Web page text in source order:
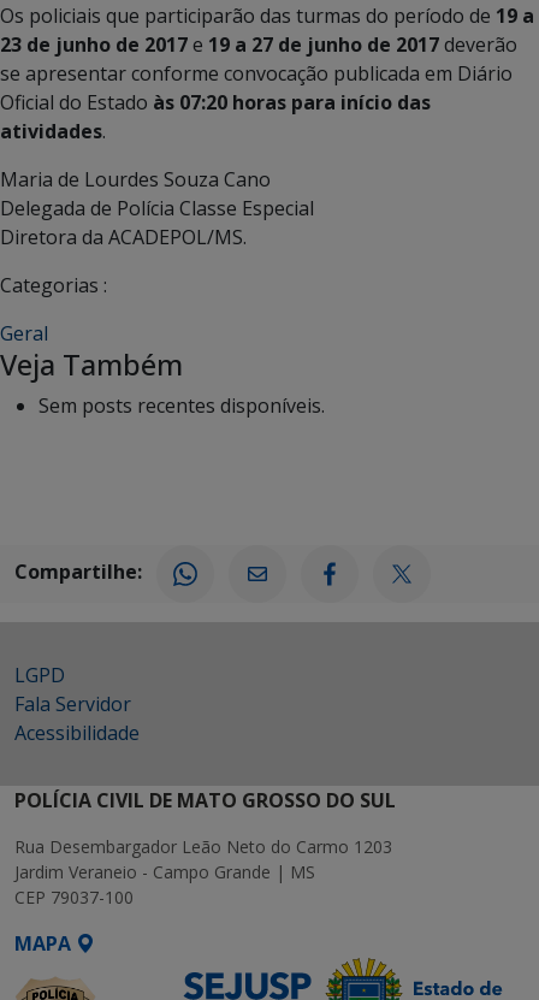
Os policiais que participarão das turmas do período de 19 a
23 de junho de 2017e 19 a 27 de junho de 2017deverão
se apresentar conforme convocação publicada em Diário
Oficial do Estado às 07:20 horas para início das
atividades.
Maria de Lourdes Souza Cano
Delegada de Polícia Classe Especial
Diretora da ACADEPOL/MS.
Categorias :
Geral
Veja Também
Sem posts recentes disponíveis.
Compartilhe:
LGPD
Fala Servidor
Acessibilidade
POLÍCIA CIVIL DE MATO GROSSO DO SUL
Rua Desembargador Leão Neto do Carmo 1203
Jardim Veraneio - Campo Grande | MS
CEP 79037-100
MAPA